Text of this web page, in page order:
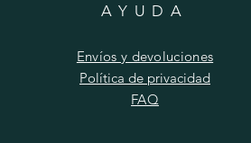
AYUDA
Envíos y devoluciones
Política de privacidad
FAQ